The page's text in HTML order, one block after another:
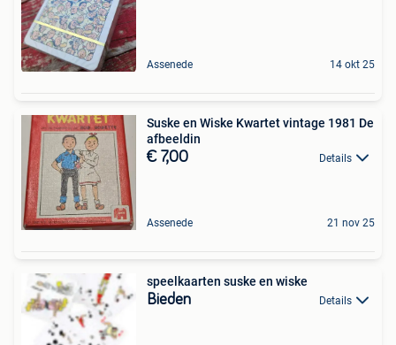
Assenede 14 okt 25
Suske en Wiske Kwartet vintage 1981 De
afbeeldin
€ 7,00 Details
Assenede 21 nov 25
speelkaarten suske en wiske
Bieden Details